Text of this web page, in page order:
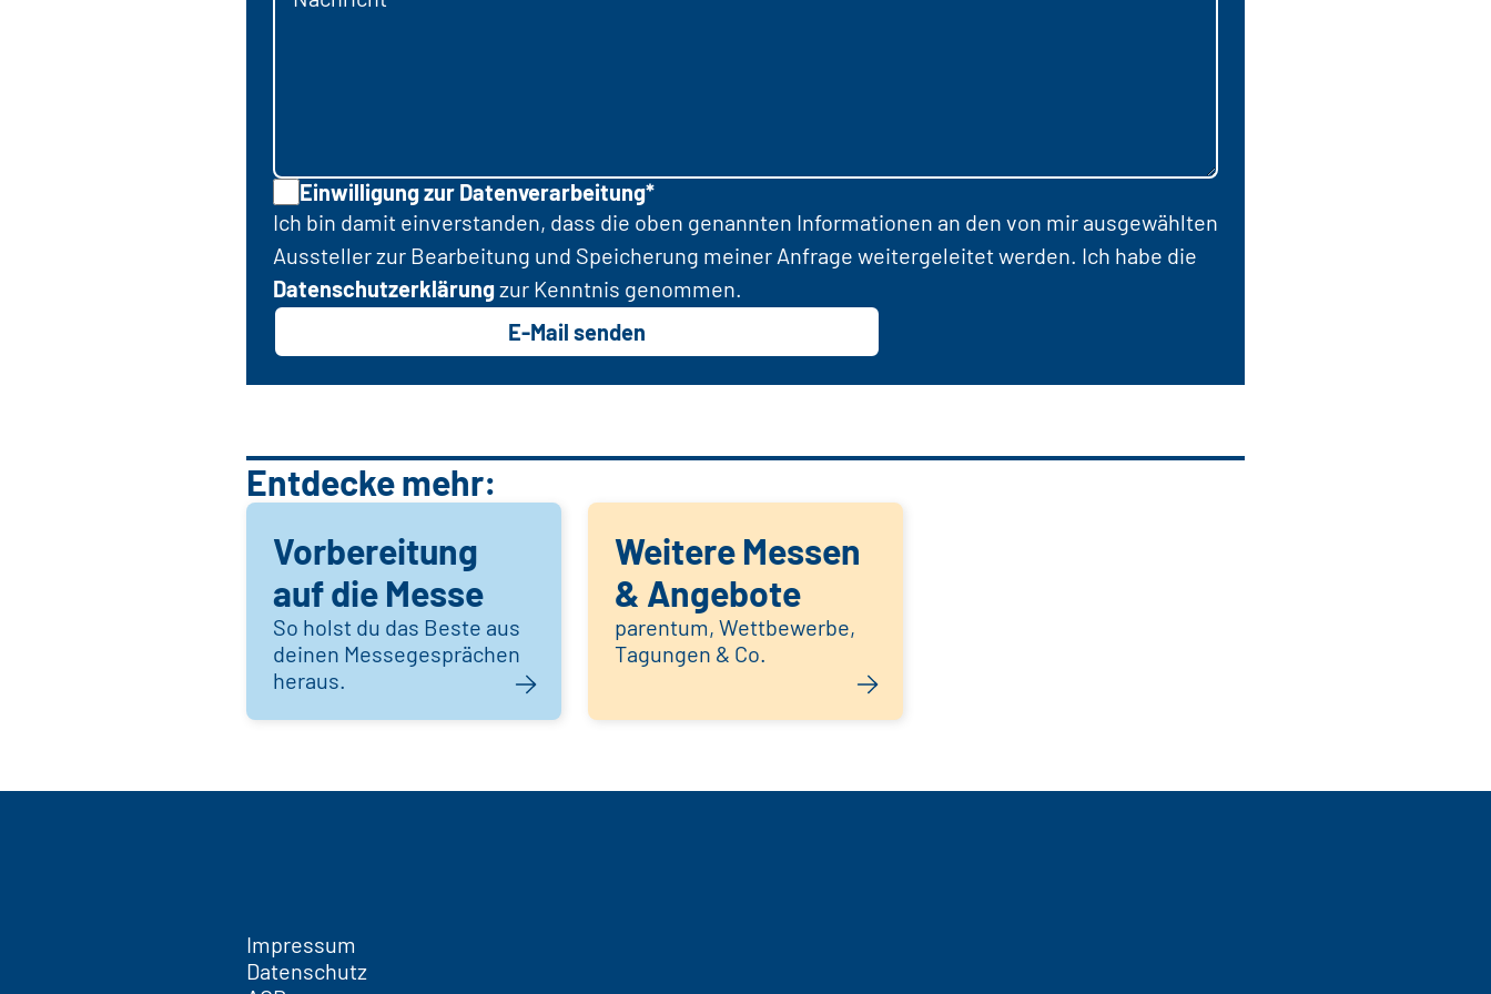
Einwilligung zur Datenverarbeitung*
Ich bin damit einverstanden, dass die oben genannten Informationen an den von mir ausgewählten
Aussteller zur Bearbeitung und Speicherung meiner Anfrage weitergeleitet werden. Ich habe die
Datenschutzerklärungzur Kenntnis genommen.
E-Mail senden
Entdecke mehr:
Vorbereitung
auf die Messe
So holst du das Beste aus
deinen Messegesprächen
heraus.
Weitere Messen
& Angebote
parentum, Wettbewerbe,
Tagungen & Co.
Impressum
Datenschutz